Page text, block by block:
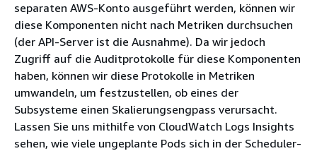
separaten AWS-Konto ausgeführt werden, können wir
diese Komponenten nicht nach Metriken durchsuchen
(der API-Server ist die Ausnahme). Da wir jedoch
Zugriff auf die Auditprotokolle für diese Komponenten
haben, können wir diese Protokolle in Metriken
umwandeln, um festzustellen, ob eines der
Subsysteme einen Skalierungsengpass verursacht.
Lassen Sie uns mithilfe von CloudWatch Logs Insights
sehen, wie viele ungeplante Pods sich in der Scheduler-